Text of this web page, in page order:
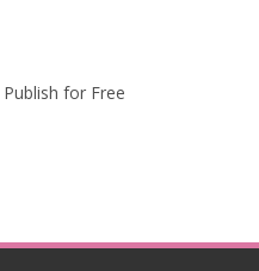
Publish for Free